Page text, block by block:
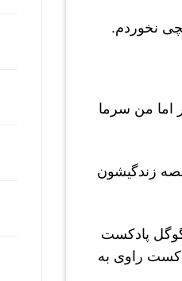
نخوردم.
دو صفر منتشر اما من سرما
زندگیشون
گوگل پادکست
راوی به